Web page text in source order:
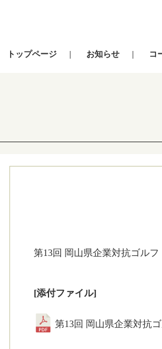
トップページ お知らせ コ
第13回 岡山県企業対抗ゴル
[添付ファイル]
第13回 岡山県企業対抗